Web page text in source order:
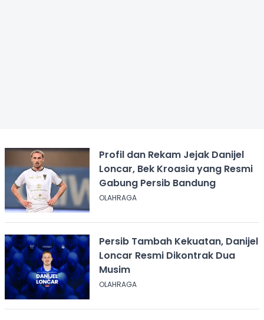
Profil dan Rekam Jejak Danijel
Loncar, Bek Kroasia yang Resmi
Gabung Persib Bandung
OLAHRAGA
Persib Tambah Kekuatan, Danijel
Loncar Resmi Dikontrak Dua
Musim
OLAHRAGA